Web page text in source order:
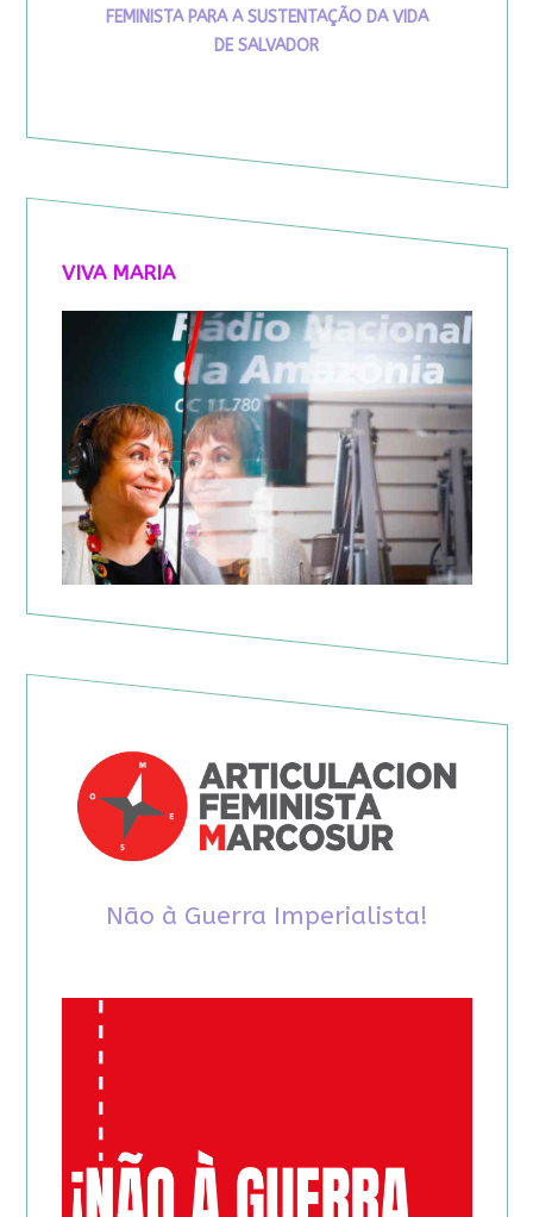
FEMINISTA PARA A SUSTENTAÇÃO DA VIDA
DE SALVADOR
VIVA MARIA
Não à Guerra Imperialista!